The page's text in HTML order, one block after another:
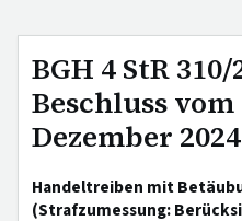
BGH 4 StR 310/
Beschluss vom
Dezember
Handeltreiben mit
(Strafzumessung: